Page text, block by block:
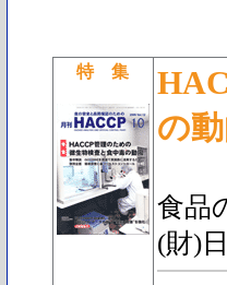
特 集
の
食品
(財)